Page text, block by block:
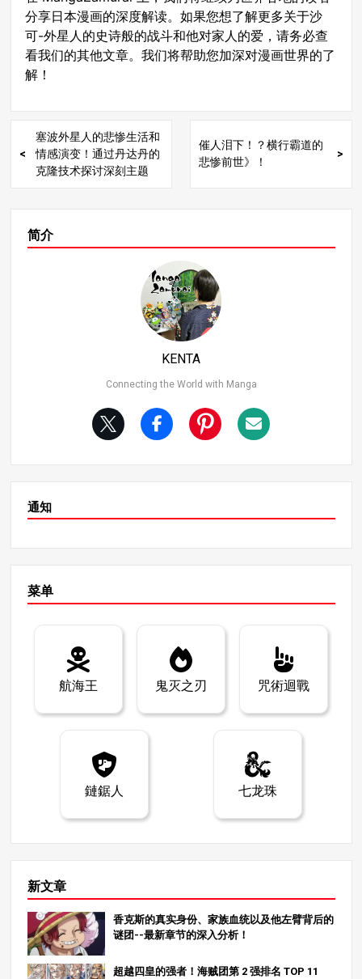
分享日本漫画的深度解读。如果您想了解更多关于沙
可-外星人的史诗般的战斗和他对家人的爱，请务必查
看我们的其他文章。我们将帮助您加深对漫画世界的了
解！
塞波外星人的悲惨生活和
情感演变！通过丹达丹的
克隆技术探讨深刻主题
催人泪下！？横行霸道的
悲惨前世》！
简介
KENTA
Connecting the World with Manga
通知
菜单
航海王 鬼灭之刃 咒術迴戰
鏈鋸人 七龙珠
新文章
香克斯的真实身份、家族血统以及他左臂背后的
谜团--最新章节的深入分析！
超越四皇的强者！海贼团第 2 强排名 TOP 11